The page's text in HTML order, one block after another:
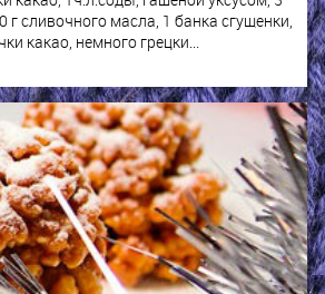
г сливочного масла, 1 банка сгущенки,
какао, немного грецки...